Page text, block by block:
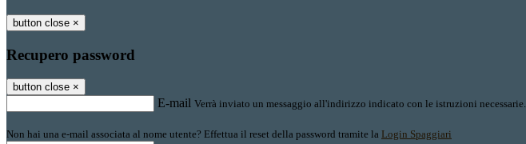
button close ×
Recupero password
button close ×
E-mail Verrà inviato un messaggio all'indirizzo indicato con le istruzioni necessarie.
Non hai una e-mail associata al nome utente? Effettua il reset della password tramite la Login Spaggiari